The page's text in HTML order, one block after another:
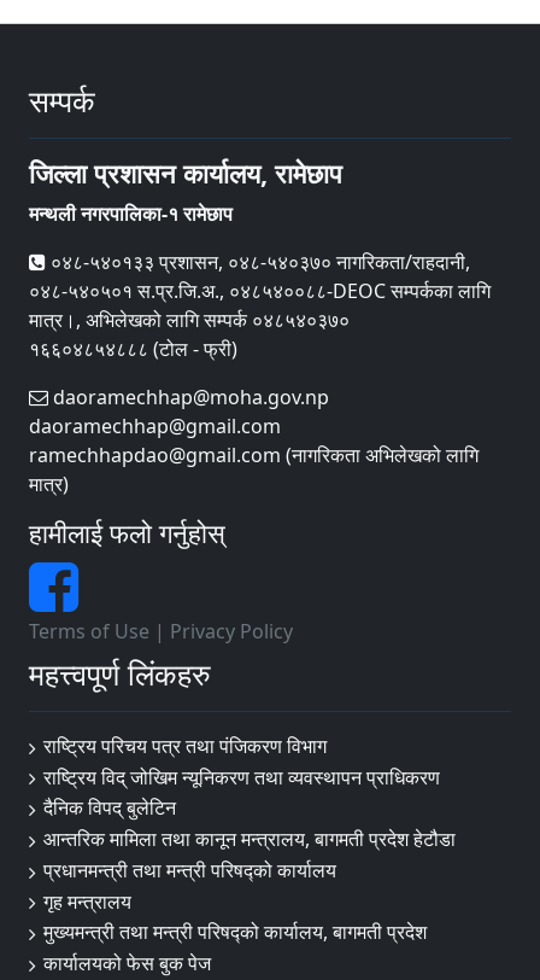
सम्पर्क
जिल्ला प्रशासन कार्यालय, रामेछाप
मन्थली नगरपालिका-१ रामेछाप
०४८-५४०१३३ प्रशासन, ०४८-५४०३७० नागरिकता/राहदानी,
०४८-५४०५०१ स.प्र.जि.अ., ०४८५४००८८-DEOC सम्पर्कका लागि
मात्र।, अभिलेखको लागि सम्पर्क ०४८५४०३७०
१६६०४८५४८८८ (टोल - फ्री)
daoramechhap@moha.gov.np
daoramechhap@gmail.com
ramechhapdao@gmail.com (नागरिकता अभिलेखको लागि
मात्र)
हामीलाई फलो गर्नुहोस्
Terms of Use | Privacy Policy
महत्त्वपूर्ण लिंकहरु
राष्ट्रिय परिचय पत्र तथा पंजिकरण विभाग
राष्ट्रिय विद् जोखिम न्यूनिकरण तथा व्यवस्थापन प्राधिकरण
दैनिक विपद् बुलेटिन
आन्तरिक मामिला तथा कानून मन्त्रालय, बागमती प्रदेश हेटौडा
प्रधानमन्त्री तथा मन्त्री परिषद्को कार्यालय
गृह मन्त्रालय
मुख्यमन्त्री तथा मन्त्री परिषद्को कार्यालय, बागमती प्रदेश
कार्यालयको फेस बुक पेज